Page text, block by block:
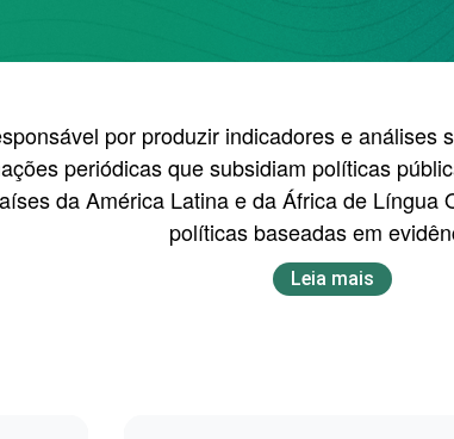
por produzir indicadores e análises
periódicas que subsidiam políticas
da América Latina e da África de
políticas baseadas em
Leia mais